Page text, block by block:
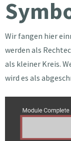
Wir fangen hier
werden als
als kleiner Kreis.
wird es als